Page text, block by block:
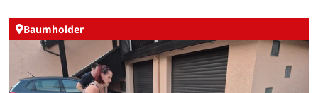
Baumholder